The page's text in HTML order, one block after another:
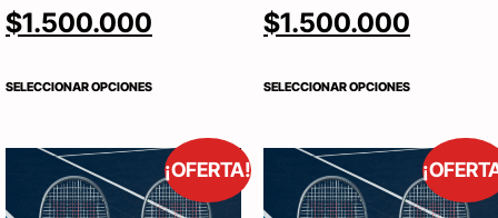
$1.500.000
SELECCIONAR OPCIONES
$1.500.000
SELECCIONAR OPCIONES
¡OFERTA!